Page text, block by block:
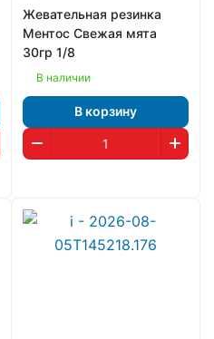
Жевательная резинка
Ментос Свежая мята
30гр 1/8
В наличии
В корзину